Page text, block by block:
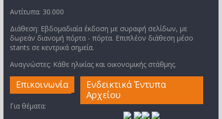
Αντίτυπα: 30.000
Διάθεση: Εβδομαδιαία έκδοση με συραφή σελίδων, με
δωρεάν διανομή πόρτα - πόρτα. Επιπλέον διάθεση μέσο
stants σε κεντρικά σημεία.
Αναγνώστες: Κάθε ηλικίας και οικονομικής στάθμης.
Επικοινωνία
Για θέματα:
Ενδεικτικά Έντυπα
Αρχείου